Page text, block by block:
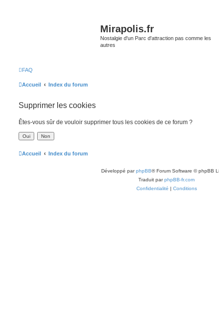
Mirapolis.fr
Nostalgie d'un Parc d'attraction pas comme les
autres
FAQ
Accueil Index du forum
Supprimer les cookies
Êtes-vous sûr de vouloir supprimer tous les cookies de ce forum ?
Accueil Index du forum
Développé parphpBB® Forum Software © phpBB
Traduit parphpBB-fr.com
Confidentialité | Conditions